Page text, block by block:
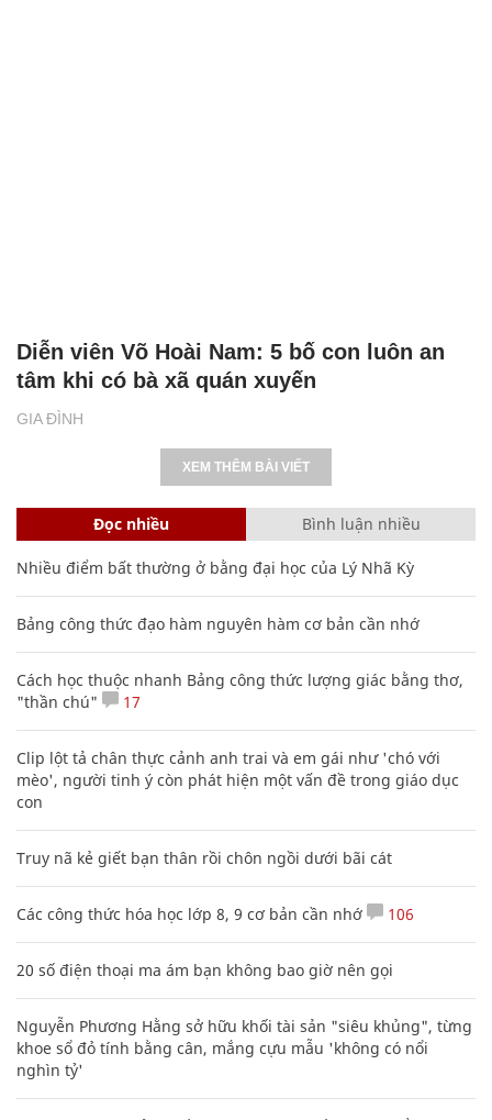
GIA ĐÌNH
Diễn viên Võ Hoài Nam: 5 bố con luôn an
tâm khi có bà xã quán xuyến
XEM THÊM BÀI VIẾT
Đọc nhiều Bình luận nhiều
Nhiều điểm bất thường ở bằng đại học của Lý Nhã Kỳ
Bảng công thức đạo hàm nguyên hàm cơ bản cần nhớ
Cách học thuộc nhanh Bảng công thức lượng giác bằng thơ,
"thần chú"
17
Clip lột tả chân thực cảnh anh trai và em gái như 'chó với
mèo', người tinh ý còn phát hiện một vấn đề trong giáo dục
con
Truy nã kẻ giết bạn thân rồi chôn ngồi dưới bãi cát
Các công thức hóa học lớp 8, 9 cơ bản cần nhớ 106
20 số điện thoại ma ám bạn không bao giờ nên gọi
Nguyễn Phương Hằng sở hữu khối tài sản "siêu khủng", từng
khoe sổ đỏ tính bằng cân, mắng cựu mẫu 'không có nổi
nghìn tỷ'